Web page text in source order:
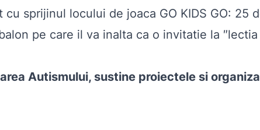
sprijinul locului de joaca GO KIDS GO: 25
pe care il va inalta ca o invitatie la
Autismului, sustine proiectele si